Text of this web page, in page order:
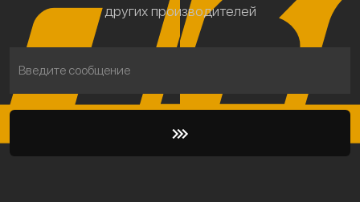
других производителей
Введите сообщение